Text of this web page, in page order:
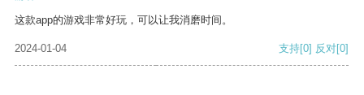
这款app的游戏非常好玩，可以让我消磨时间。
2024-01-04 支持[0] 反对[0]